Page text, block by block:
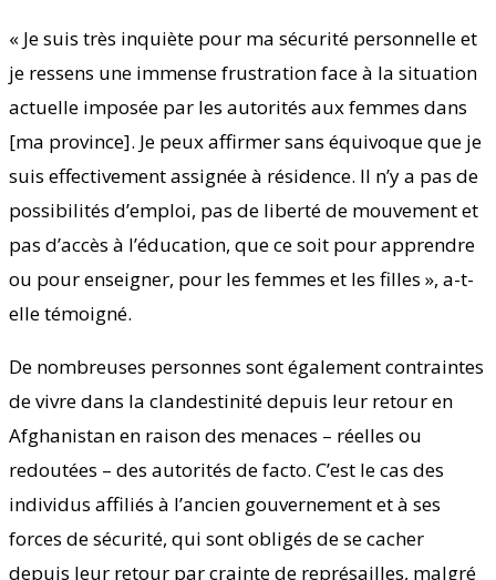
« Je suis très inquiète pour ma sécurité personnelle et
je ressens une immense frustration face à la situation
actuelle imposée par les autorités aux femmes dans
[ma province]. Je peux affirmer sans équivoque que je
suis effectivement assignée à résidence. Il n’y a pas de
possibilités d’emploi, pas de liberté de mouvement et
pas d’accès à l’éducation, que ce soit pour apprendre
ou pour enseigner, pour les femmes et les filles », a-t-
elle témoigné.
De nombreuses personnes sont également contraintes
de vivre dans la clandestinité depuis leur retour en
Afghanistan en raison des menaces – réelles ou
redoutées – des autorités de facto. C’est le cas des
individus affiliés à l’ancien gouvernement et à ses
forces de sécurité, qui sont obligés de se cacher
depuis leur retour par crainte de représailles, malgré